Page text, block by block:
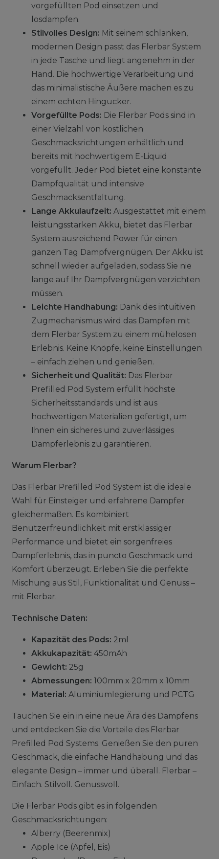
vorgefüllten Pod einsetzen und
losdampfen.
Stilvolles Design: Mit seinem schlanken,
modernen Design passt das Flerbar System
in jede Tasche und liegt angenehm in der
Hand. Die hochwertige Verarbeitung und
das minimalistische Äußere machen es zu
einem echten Hingucker.
Vorgefüllte Pods: Die Flerbar Pods sind in
einer Vielzahl von köstlichen
Geschmacksrichtungen erhältlich und
bereits mit hochwertigem E-Liquid
vorgefüllt. Jeder Pod bietet eine konstante
Dampfqualität und intensive
Geschmacksentfaltung.
Lange Akkulaufzeit: Ausgestattet mit einem
leistungsstarken Akku, bietet das Flerbar
System ausreichend Power für einen
ganzen Tag Dampfvergnügen. Der Akku ist
schnell wieder aufgeladen, sodass Sie nie
lange auf Ihr Dampfvergnügen verzichten
müssen.
Leichte Handhabung: Dank des intuitiven
Zugmechanismus wird das Dampfen mit
dem Flerbar System zu einem mühelosen
Erlebnis. Keine Knöpfe, keine Einstellungen
– einfach ziehen und genießen.
Sicherheit und Qualität: Das Flerbar
Prefilled Pod System erfüllt höchste
Sicherheitsstandards und ist aus
hochwertigen Materialien gefertigt, um
Ihnen ein sicheres und zuverlässiges
Dampferlebnis zu garantieren.
Warum Flerbar?
Das Flerbar Prefilled Pod System ist die ideale
Wahl für Einsteiger und erfahrene Dampfer
gleichermaßen. Es kombiniert
Benutzerfreundlichkeit mit erstklassiger
Performance und bietet ein sorgenfreies
Dampferlebnis, das in puncto Geschmack und
Komfort überzeugt. Erleben Sie die perfekte
Mischung aus Stil, Funktionalität und Genuss –
mit Flerbar.
Technische Daten:
Kapazität des Pods: 2ml
Akkukapazität: 450mAh
Gewicht: 25g
Abmessungen: 100mm x 20mm x 10mm
Material: Aluminiumlegierung und PCTG
Tauchen Sie ein in eine neue Ära des Dampfens
und entdecken Sie die Vorteile des Flerbar
Prefilled Pod Systems. Genießen Sie den puren
Geschmack, die einfache Handhabung und das
elegante Design – immer und überall. Flerbar –
Einfach. Stilvoll. Genussvoll.
Die Flerbar Pods gibt es in folgenden
Geschmacksrichtungen:
Alberry (Beerenmix)
Apple Ice (Apfel, Eis)